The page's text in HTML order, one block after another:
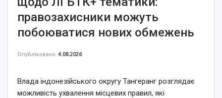
правозахисники можуть
побоюватися нових обмежень
Опубліковано 4.08.2026
Влада індонезійського округу Тангеранг розглядає
можливість ухвалення місцевих правил, які